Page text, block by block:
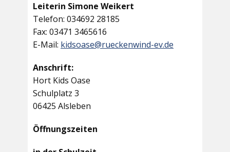
Leiterin Simone Weikert
Telefon: 034692 28185
Fax: 03471 3465616
E-Mail: kidsoase@rueckenwind-ev.de
Anschrift:
Hort Kids Oase
Schulplatz 3
06425 Alsleben
Öffnungszeiten